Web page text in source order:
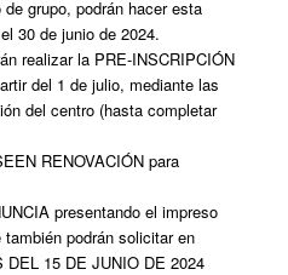
grupo, podrán hacer esta
30 de junio de 2024.
realizar la PRE-INSCRIPCIÓN
del 1 de julio, mediante las
del centro (hasta completar
RENOVACIÓN para
presentando el impreso
podrán solicitar en
15 DE JUNIO DE 2024